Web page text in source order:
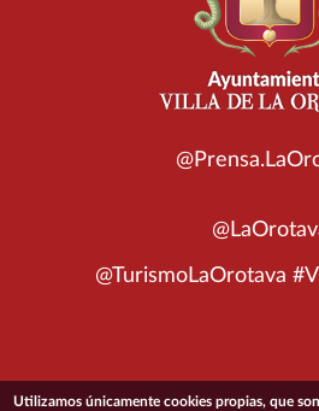
@TurismoLaOrotava
© 2026 Ayuntamiento de la
Utilizamos únicamente cookies propias, que